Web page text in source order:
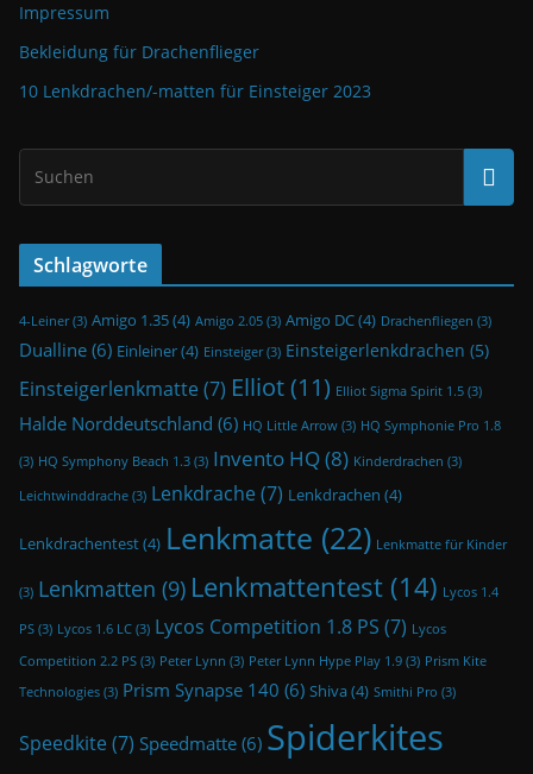
Impressum
Bekleidung für Drachenflieger
10 Lenkdrachen/-matten für Einsteiger 2023
Schlagworte
4-Leiner(3) Amigo 1.35(4) Amigo 2.05 (3) Amigo DC(4) Drachenfliegen (3)
Dualline(6) Einleiner(4) Einsteiger(3) Einsteigerlenkdrachen (5)
Einsteigerlenkmatte (7) Elliot(11) Elliot Sigma Spirit 1.5 (3)
Halde Norddeutschland (6) HQ Little Arrow (3) HQ Symphonie Pro 1.8
(3) HQ Symphony Beach 1.3 (3) Invento HQ(8) Kinderdrachen (3)
Leichtwinddrache (3) Lenkdrache (7) Lenkdrachen (4)
Lenkdrachentest(4) Lenkmatte (22) Lenkmatte für Kinder
(3) Lenkmatten (9) Lenkmattentest (14) Lycos 1.4
PS (3) Lycos 1.6 LC (3) Lycos Competition 1.8 PS (7) Lycos
Competition 2.2 PS (3) Peter Lynn (3) Peter Lynn Hype Play 1.9 (3) Prism Kite
Technologies (3) Prism Synapse 140 (6) Shiva(4) Smithi Pro (3)
Speedkite (7) Speedmatte(6) Spiderkites